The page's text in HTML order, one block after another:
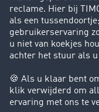
Support
Contact
Juridische informatie
Juridische info